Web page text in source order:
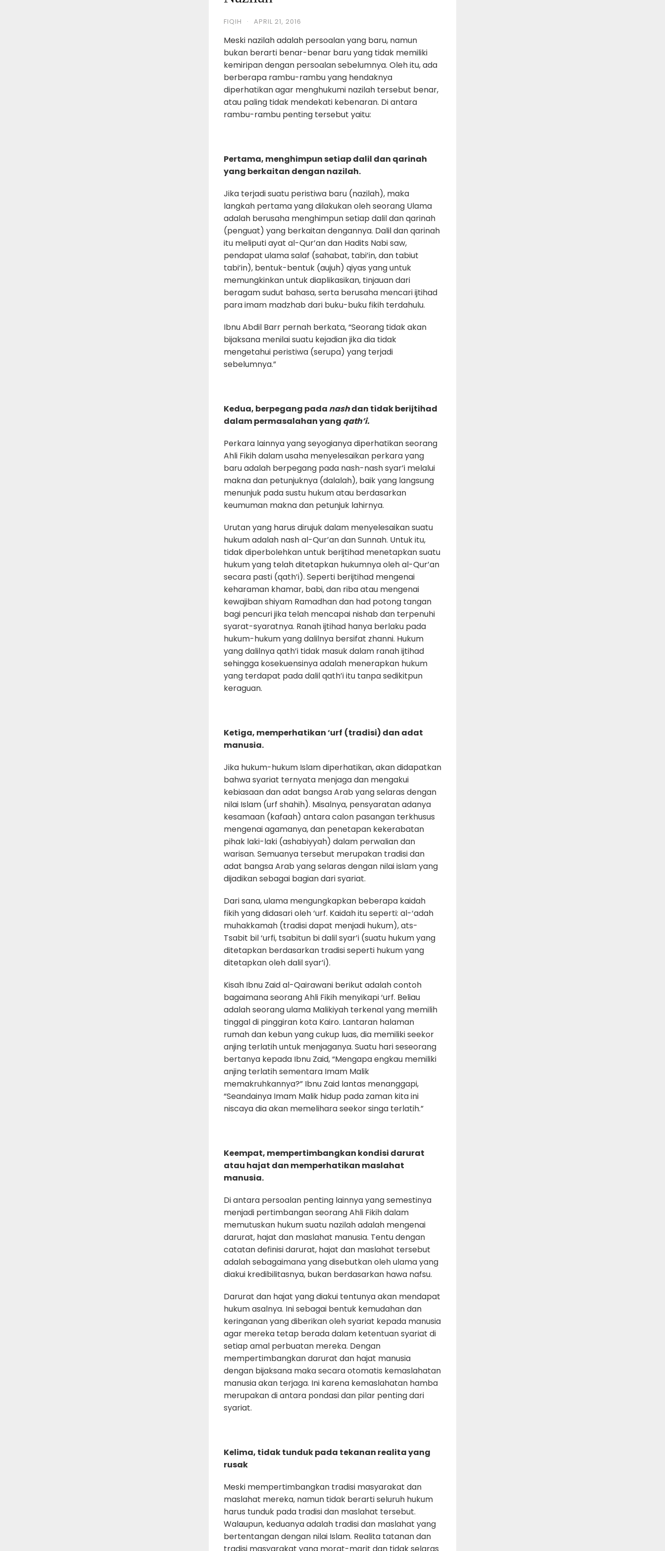
FIQIH · APRIL 21, 2016
Meski nazilah adalah persoalan yang baru, namun
bukan berarti benar-benar baru yang tidak memiliki
kemiripan dengan persoalan sebelumnya. Oleh itu, ada
berberapa rambu-rambu yang hendaknya
diperhatikan agar menghukumi nazilah tersebut benar,
atau paling tidak mendekati kebenaran. Di antara
rambu-rambu penting tersebut yaitu:
Pertama, menghimpun setiap dalil dan qarinah
yang berkaitan dengan nazilah.
Jika terjadi suatu peristiwa baru (nazilah), maka
langkah pertama yang dilakukan oleh seorang Ulama
adalah berusaha menghimpun setiap dalil dan qarinah
(penguat) yang berkaitan dengannya. Dalil dan qarinah
itu meliputi ayat al-Qur’an dan Hadits Nabi saw,
pendapat ulama salaf (sahabat, tabi’in, dan tabiut
tabi’in), bentuk-bentuk (aujuh) qiyas yang untuk
memungkinkan untuk diaplikasikan, tinjauan dari
beragam sudut bahasa, serta berusaha mencari ijtihad
para imam madzhab dari buku-buku fikih terdahulu.
Ibnu Abdil Barr pernah berkata, “Seorang tidak akan
bijaksana menilai suatu kejadian jika dia tidak
mengetahui peristiwa (serupa) yang terjadi
sebelumnya.”
Kedua, berpegang pada nashdan tidak berijtihad
dalam permasalahan yang qath’i.
Perkara lainnya yang seyogianya diperhatikan seorang
Ahli Fikih dalam usaha menyelesaikan perkara yang
baru adalah berpegang pada nash-nash syar’i melalui
makna dan petunjuknya (dalalah), baik yang langsung
menunjuk pada sustu hukum atau berdasarkan
keumuman makna dan petunjuk lahirnya.
Urutan yang harus dirujuk dalam menyelesaikan suatu
hukum adalah nash al-Qur’an dan Sunnah. Untuk itu,
tidak diperbolehkan untuk berijtihad menetapkan suatu
hukum yang telah ditetapkan hukumnya oleh al-Qur’an
secara pasti (qath’i). Seperti berijtihad mengenai
keharaman khamar, babi, dan riba atau mengenai
kewajiban shiyam Ramadhan dan had potong tangan
bagi pencuri jika telah mencapai nishab dan terpenuhi
syarat-syaratnya. Ranah ijtihad hanya berlaku pada
hukum-hukum yang dalilnya bersifat zhanni. Hukum
yang dalilnya qath’i tidak masuk dalam ranah ijtihad
sehingga kosekuensinya adalah menerapkan hukum
yang terdapat pada dalil qath’i itu tanpa sedikitpun
keraguan.
Ketiga, memperhatikan ‘urf (tradisi) dan adat
manusia.
Jika hukum-hukum Islam diperhatikan, akan didapatkan
bahwa syariat ternyata menjaga dan mengakui
kebiasaan dan adat bangsa Arab yang selaras dengan
nilai Islam (urf shahih). Misalnya, pensyaratan adanya
kesamaan (kafaah) antara calon pasangan terkhusus
mengenai agamanya, dan penetapan kekerabatan
pihak laki-laki (ashabiyyah) dalam perwalian dan
warisan. Semuanya tersebut merupakan tradisi dan
adat bangsa Arab yang selaras dengan nilai islam yang
dijadikan sebagai bagian dari syariat.
Dari sana, ulama mengungkapkan beberapa kaidah
fikih yang didasari oleh ‘urf. Kaidah itu seperti: al-‘adah
muhakkamah (tradisi dapat menjadi hukum), ats-
Tsabit bil ‘urfi, tsabitun bi dalil syar’i (suatu hukum yang
ditetapkan berdasarkan tradisi seperti hukum yang
ditetapkan oleh dalil syar’i).
Kisah Ibnu Zaid al-Qairawani berikut adalah contoh
bagaimana seorang Ahli Fikih menyikapi ‘urf. Beliau
adalah seorang ulama Malikiyah terkenal yang memilih
tinggal di pinggiran kota Kairo. Lantaran halaman
rumah dan kebun yang cukup luas, dia memiliki seekor
anjing terlatih untuk menjaganya. Suatu hari seseorang
bertanya kepada Ibnu Zaid, “Mengapa engkau memiliki
anjing terlatih sementara Imam Malik
memakruhkannya?” Ibnu Zaid lantas menanggapi,
“Seandainya Imam Malik hidup pada zaman kita ini
niscaya dia akan memelihara seekor singa terlatih.”
Keempat, mempertimbangkan kondisi darurat
atau hajat dan memperhatikan maslahat
manusia.
Di antara persoalan penting lainnya yang semestinya
menjadi pertimbangan seorang Ahli Fikih dalam
memutuskan hukum suatu nazilah adalah mengenai
darurat, hajat dan maslahat manusia. Tentu dengan
catatan definisi darurat, hajat dan maslahat tersebut
adalah sebagaimana yang disebutkan oleh ulama yang
diakui kredibilitasnya, bukan berdasarkan hawa nafsu.
Darurat dan hajat yang diakui tentunya akan mendapat
hukum asalnya. Ini sebagai bentuk kemudahan dan
keringanan yang diberikan oleh syariat kepada manusia
agar mereka tetap berada dalam ketentuan syariat di
setiap amal perbuatan mereka. Dengan
mempertimbangkan darurat dan hajat manusia
dengan bijaksana maka secara otomatis kemaslahatan
manusia akan terjaga. Ini karena kemaslahatan hamba
merupakan di antara pondasi dan pilar penting dari
syariat.
Kelima, tidak tunduk pada tekanan realita yang
rusak
Meski mempertimbangkan tradisi masyarakat dan
maslahat mereka, namun tidak berarti seluruh hukum
harus tunduk pada tradisi dan maslahat tersebut.
Walaupun, keduanya adalah tradisi dan maslahat yang
bertentangan dengan nilai Islam. Realita tatanan dan
tradisi masyarakat yang morat-marit dan tidak selaras